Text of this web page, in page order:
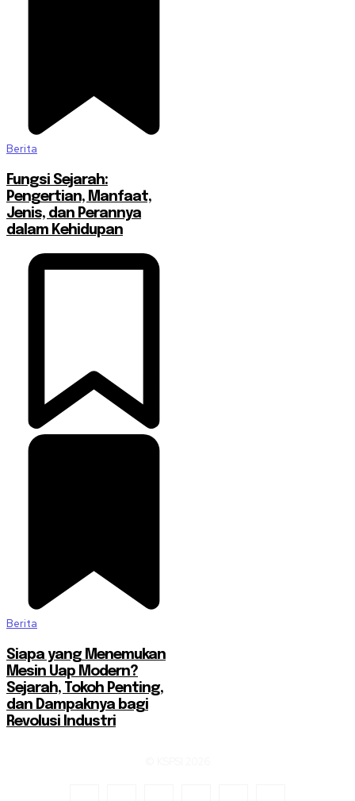
Berita
Fungsi Sejarah:
Pengertian, Manfaat,
Jenis, dan Perannya
dalam Kehidupan
Berita
Siapa yang Menemukan
Mesin Uap Modern?
Sejarah, Tokoh Penting,
dan Dampaknya bagi
Revolusi Industri